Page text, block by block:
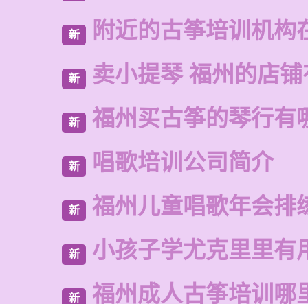
新 附近的古筝培训机构
新 卖小提琴 福州的店
新 福州买古筝的琴行有
新 唱歌培训公司简介
新 福州儿童唱歌年会排
新 小孩子学尤克里里有
新 福州成人古筝培训哪